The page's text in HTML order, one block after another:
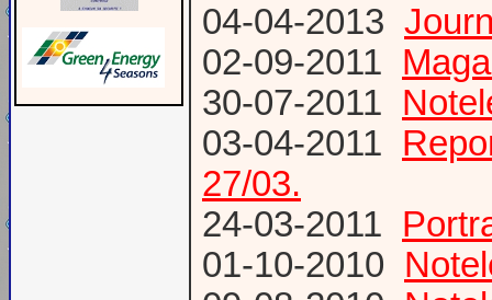
04-04-2013
02-09-2011
30-07-2011
03-04-2011
27/03.
24-03-2011
01-10-2010